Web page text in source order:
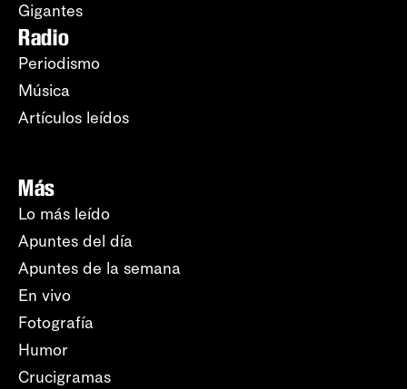
Gigantes
Radio
Periodismo
Música
Artículos leídos
Más
Lo más leído
Apuntes del día
Apuntes de la semana
En vivo
Fotografía
Humor
Crucigramas